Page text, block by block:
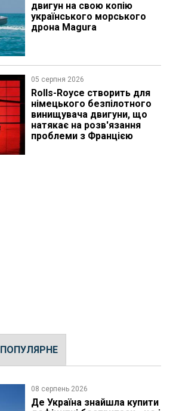
двигун на свою копію
українського морського
дрона Magura
05 серпня 2026
Rolls-Royce створить для
німецького безпілотного
винищувача двигуни, що
натякає на розв'язання
проблеми з Францією
ПОПУЛЯРНЕ
08 серпень 2026
Де Україна знайшла купити